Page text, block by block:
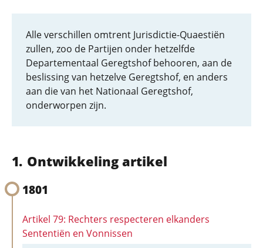
Alle verschillen omtrent Jurisdictie-Quaestiën
zullen, zoo de Partijen onder hetzelfde
Departementaal Geregtshof behooren, aan de
beslissing van hetzelve Geregtshof, en anders
aan die van het Nationaal Geregtshof,
onderworpen zijn.
Ontwikkeling artikel
1801
Artikel 79: Rechters respecteren elkanders
Sententiën en Vonnissen